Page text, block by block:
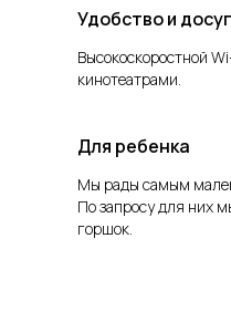
Удобство и досуг
Высокоскоростной
кинотеатрами.
Для ребенка
Мы рады самым
По запросу для них
горшок.